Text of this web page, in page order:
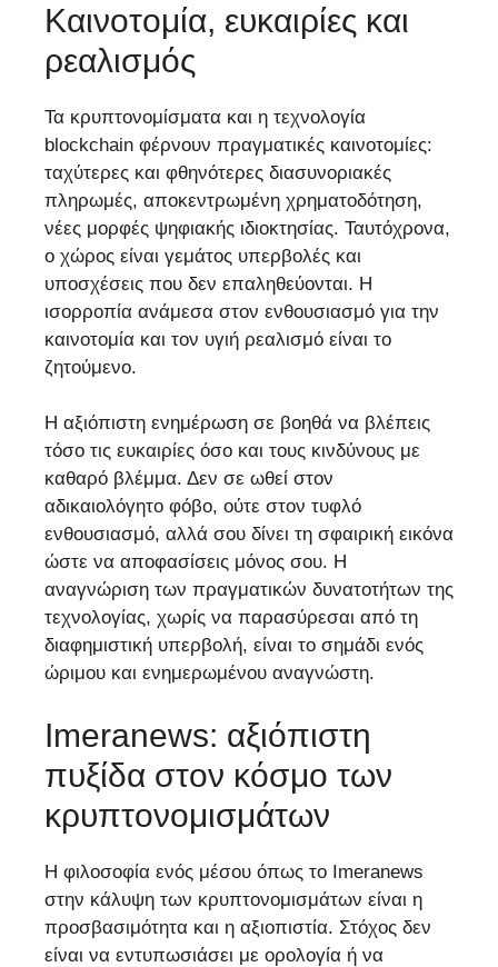
Καινοτομία, ευκαιρίες και
ρεαλισμός
Τα κρυπτονομίσματα και η τεχνολογία
blockchain φέρνουν πραγματικές καινοτομίες:
ταχύτερες και φθηνότερες διασυνοριακές
πληρωμές, αποκεντρωμένη χρηματοδότηση,
νέες μορφές ψηφιακής ιδιοκτησίας. Ταυτόχρονα,
ο χώρος είναι γεμάτος υπερβολές και
υποσχέσεις που δεν επαληθεύονται. Η
ισορροπία ανάμεσα στον ενθουσιασμό για την
καινοτομία και τον υγιή ρεαλισμό είναι το
ζητούμενο.
Η αξιόπιστη ενημέρωση σε βοηθά να βλέπεις
τόσο τις ευκαιρίες όσο και τους κινδύνους με
καθαρό βλέμμα. Δεν σε ωθεί στον
αδικαιολόγητο φόβο, ούτε στον τυφλό
ενθουσιασμό, αλλά σου δίνει τη σφαιρική εικόνα
ώστε να αποφασίσεις μόνος σου. Η
αναγνώριση των πραγματικών δυνατοτήτων της
τεχνολογίας, χωρίς να παρασύρεσαι από τη
διαφημιστική υπερβολή, είναι το σημάδι ενός
ώριμου και ενημερωμένου αναγνώστη.
Imeranews: αξιόπιστη
πυξίδα στον κόσμο των
κρυπτονομισμάτων
Η φιλοσοφία ενός μέσου όπως το Imeranews
στην κάλυψη των κρυπτονομισμάτων είναι η
προσβασιμότητα και η αξιοπιστία. Στόχος δεν
είναι να εντυπωσιάσει με ορολογία ή να